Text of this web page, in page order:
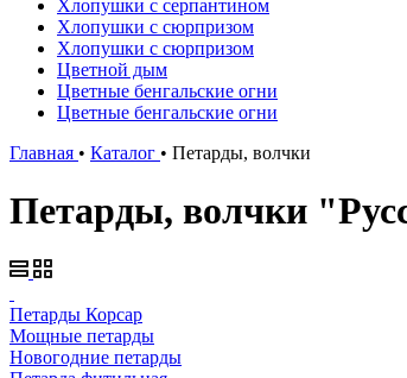
Хлопушки с серпантином
Хлопушки с сюрпризом
Хлопушки с сюрпризом
Цветной дым
Цветные бенгальские огни
Цветные бенгальские огни
Главная • Каталог • Петарды, волчки
Петарды, волчки
Петарды Корсар
Мощные петарды
Новогодние петарды